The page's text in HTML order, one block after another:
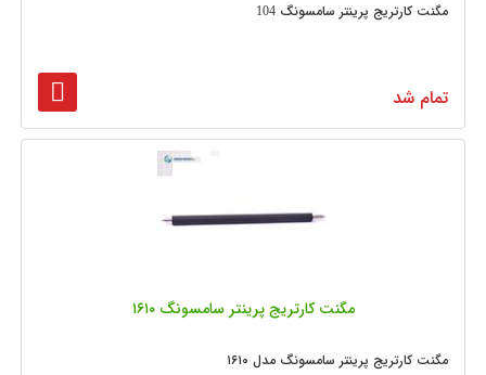
مگنت کارتریج پرینتر سامسونگ 104
تمام شد
مگنت کارتریج پرینتر سامسونگ ۱۶۱۰
مگنت کارتریج پرینتر سامسونگ مدل ۱۶۱۰